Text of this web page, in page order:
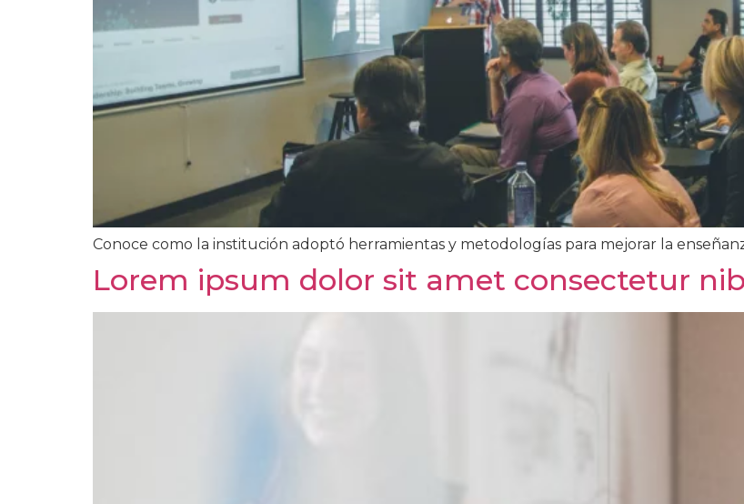
Conoce como la institución adoptó herramientas y metodologías para mejorar la
Lorem ipsum dolor sit amet consectetur